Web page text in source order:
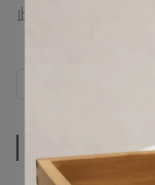
此商品 「 最高 」可
商品介紹